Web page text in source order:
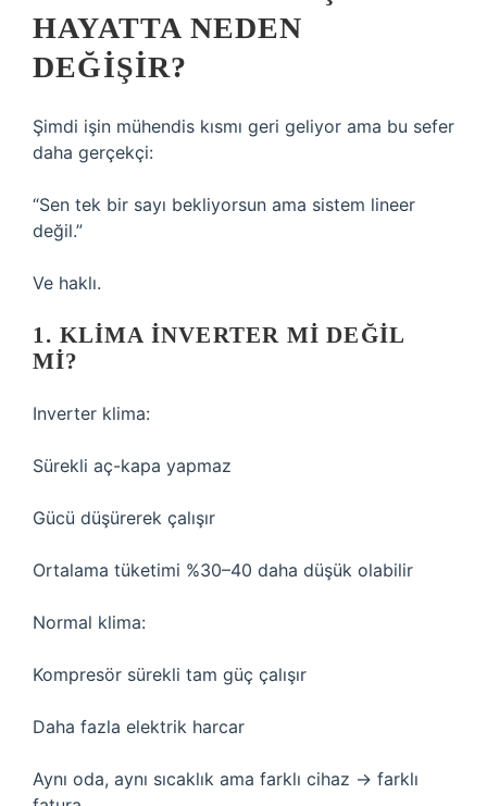
HAYATTA NEDEN
DEĞIŞIR?
Şimdi işin mühendis kısmı geri geliyor ama bu sefer
daha gerçekçi:
“Sen tek bir sayı bekliyorsun ama sistem lineer
değil.”
Ve haklı.
1. KLIMA INVERTER MI DEĞIL
MI?
Inverter klima:
Sürekli aç-kapa yapmaz
Gücü düşürerek çalışır
Ortalama tüketimi %30–40 daha düşük olabilir
Normal klima:
Kompresör sürekli tam güç çalışır
Daha fazla elektrik harcar
Aynı oda, aynı sıcaklık ama farklı cihaz → farklı